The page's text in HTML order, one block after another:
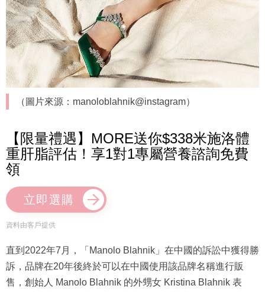
（圖片來源：manoloblahnik@instagram）
【限量禮遇】MORE送你$338米施洛體
重肝脂評估！享1對1專屬營養諮詢免費
領
立即選購
資料由客戶提供
直到2022年7月，「Manolo Blahnik」在中國的訴訟中獲得勝
訴，品牌在20年後終於可以在中國使用該品牌名稱進行販
售，創始人 Manolo Blahnik 的外甥女 Kristina Blahnik 表